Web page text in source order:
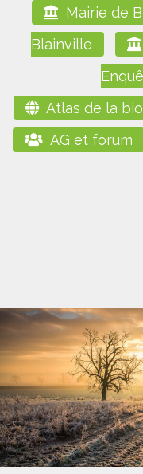
Mairie de
Blainville
Atlas de la
AG et forum